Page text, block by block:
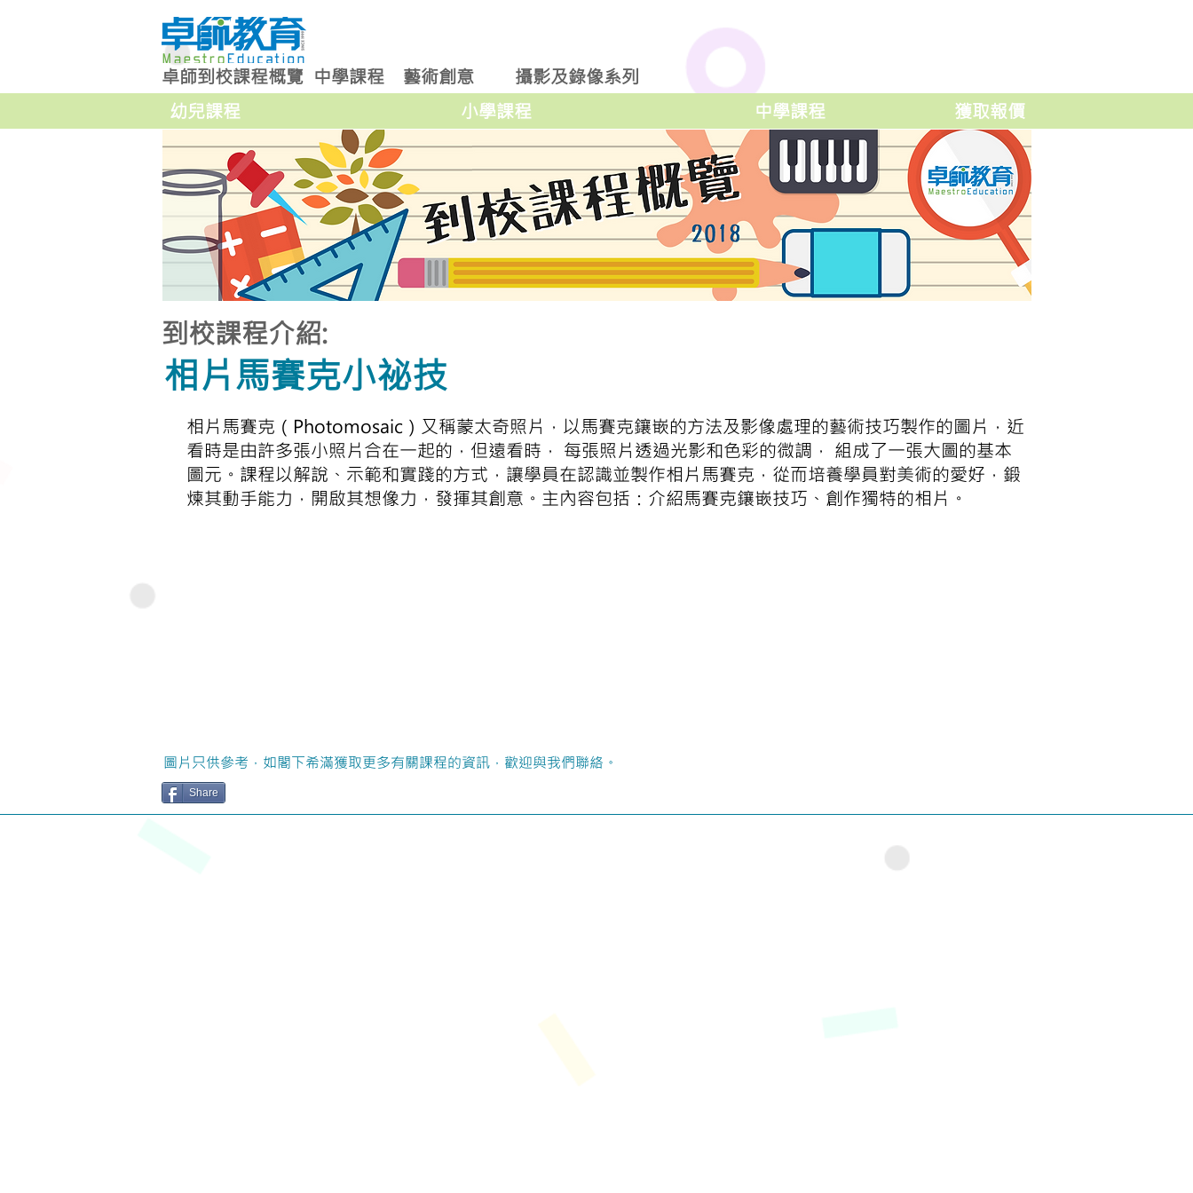
卓師到校課程概覽 中學課程 藝術創意
攝影及錄像系列
幼兒課程
小學課程 中學課程 獲取報價
到校課程介紹:
相片馬賽克小祕技
相片馬賽克（Photomosaic）又稱蒙太奇照片，以馬賽克鑲嵌的方法及影像處理的藝術技巧製作的圖片，近
看時是由許多張小照片合在一起的，但遠看時， 每張照片透過光影和色彩的微調， 組成了一張大圖的基本
圖元。課程以解說、示範和實踐的方式，讓學員在認識並製作相片馬賽克，從而培養學員對美術的愛好，鍛
煉其動手能力，開啟其想像力，發揮其創意。主內容包括：介紹馬賽克鑲嵌技巧、創作獨特的相片。
圖片只供參考，如閣下希滿獲取更多有關課程的資訊，歡迎與我們聯絡。
Share